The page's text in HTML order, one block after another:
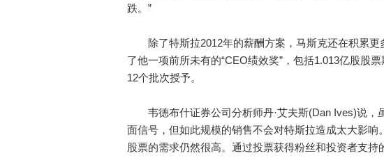
跌。”
除了特斯拉2012年的薪酬方案，马斯克还在积累更
了他一项前所未有的“CEO绩效奖”，包括1.013亿股股
12个批次授予。
韦德布什证券公司分析师丹·艾夫斯(Dan Ives)说，
面信号，但如此规模的销售不会对特斯拉造成太大影
股票的需求仍然很高。通过投票获得粉丝和投资者支持